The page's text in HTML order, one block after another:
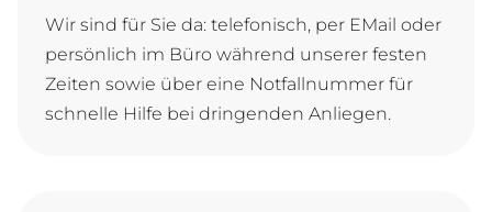
Wir sind für Sie da: te­le­fo­nisch, per E­Mail o­der
per­sön­lich im Bü­ro wäh­rend un­se­rer fes­ten
Zei­ten so­wie ü­ber ei­ne Not­fall­num­mer für
schnel­le Hil­fe bei drin­gen­den Anliegen.